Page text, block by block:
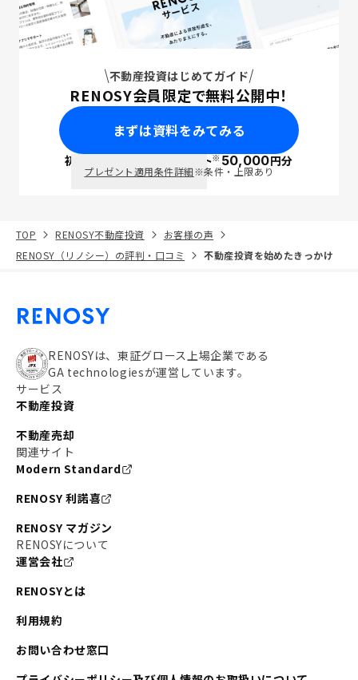
不動産投資はじめてガイド
RENOSY会員限定で無料公開中！
まずは資料をみてみる
初回面談で ポイント※50,000円分
プレゼント適用条件詳細※条件・上限あり
TOP RENOSY不動産投資
お客様の声
RENOSY（リノシー）の評判・口コミ
不動産投資を始めたきっかけ
RENOSYは、東証グロース上場企業である
GA technologiesが運営しています。
サービス
不動産投資
不動産売却
関連サイト
Modern Standard
RENOSY 利諾喜
RENOSY マガジン
RENOSYについて
運営会社
RENOSYとは
利用規約
お問い合わせ窓口